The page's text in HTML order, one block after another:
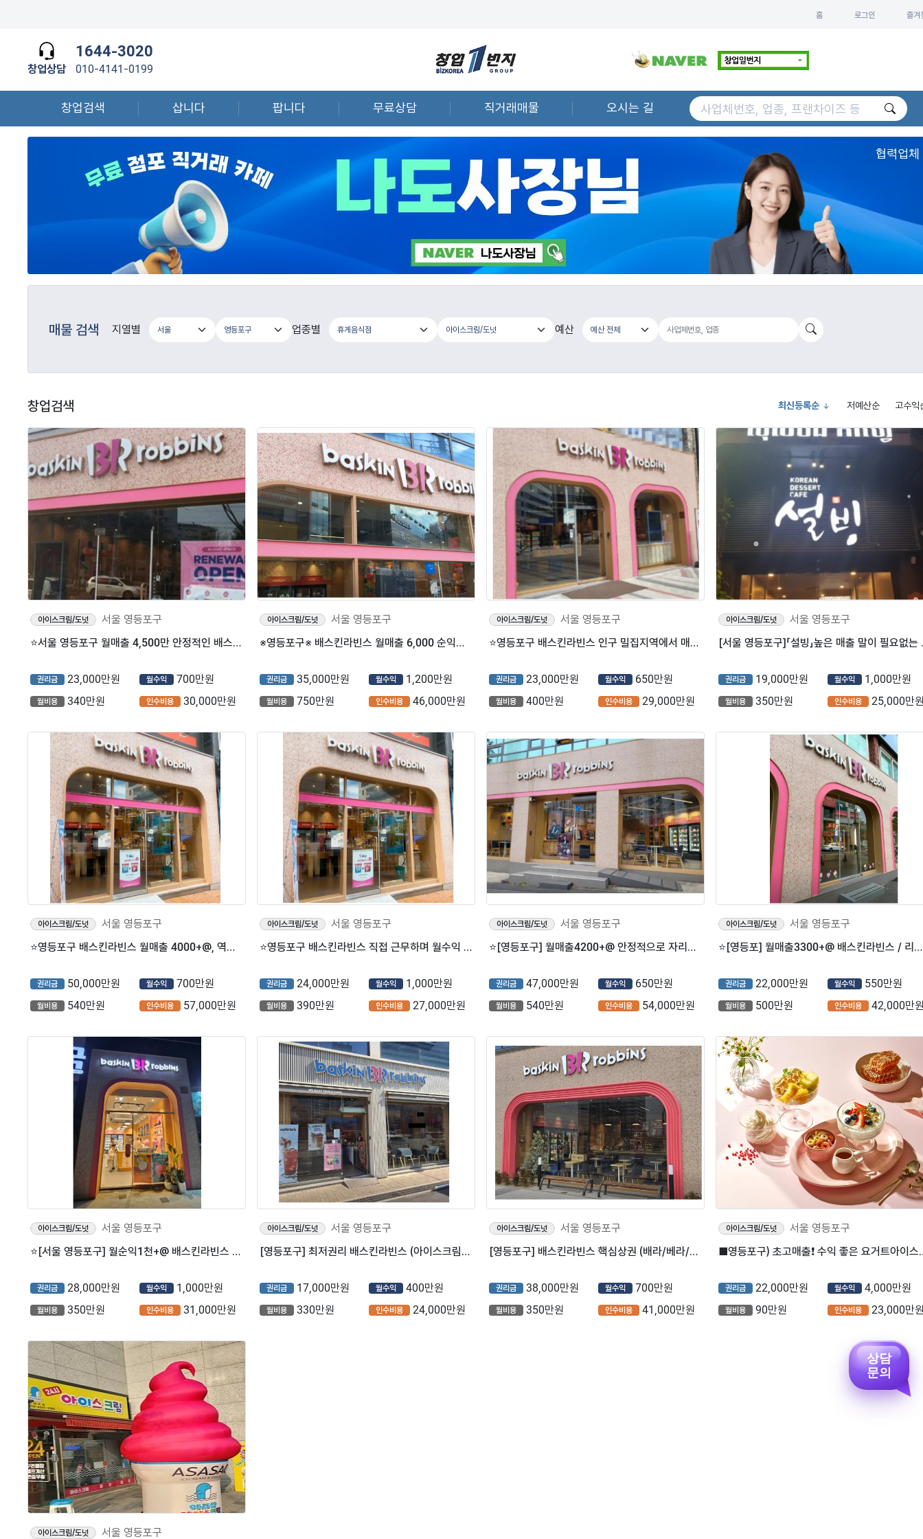
홈 로그인 즐겨
창업상담
1644-3020
010-4141-0199
창업검색 삽니다 팝니다 무료상담 직거래매물 오시는 길
매물 검색 지열별 업종별 예산
창업검색 최신등록순 저예산순 고수익
아이스크림/도넛
서울 영등포구
⭐서울 영등포구 월매출 4,500만 안정적인 배스킨라빈스 매장을 소개합니다⭐
권리금 23,000만원 월수익 700만원
월비용 340만원 인수비용 30,000만원
아이스크림/도넛
서울 영등포구
※영등포구※ 배스킨라빈스 월매출 6,000 순익높은 풀오토 매장 소개합니다.
권리금 35,000만원 월수익 1,200만원
월비용 750만원 인수비용 46,000만원
아이스크림/도넛
서울 영등포구
⭐영등포구 배스킨라빈스 인구 밀집지역에서 매출 3천이상 나오는 매장입니다.
권리금 23,000만원 월수익 650만원
월비용 400만원 인수비용 29,000만원
아이스크림/도넛
서울 영등포구
[서울 영
권리금 19,000만원 월수익 1,000만원
월비용 350만원 인수비용 25,000만
아이스크림/도넛
서울 영등포구
⭐영등포구 배스킨라빈스 월매출 4000+@, 역세권 대단지 아파트 주거상권 매장입니다.
권리금 50,000만원 월수익 700만원
월비용 540만원 인수비용 57,000만원
아이스크림/도넛
서울 영등포구
⭐영등포구 배스킨라빈스 직접 근무하며 월수익 1000만원 가져갈 수 있는 가성비 높은 매장입니다.
권리금 24,000만원 월수익 1,000만원
월비용 390만원 인수비용 27,000만원
아이스크림/도넛
서울 영등포구
⭐️[영등포구] 월매출4200+@ 안정적으로 자리잡힌 배스킨라빈스 매장⭐️
권리금 47,000만원 월수익 650만원
월비용 540만원 인수비용 54,000만원
아이스크림/도넛
서울 영등포구
⭐️[영등포] 월매출3300+@ 배스킨라빈스 / 리뉴얼 필요없는/ 유동인구밀집지역⭐️
권리금 22,000만원 월수익 550만원
월비용 500만원 인수비용 42,000만
아이스크림/도넛
서울 영등포구
⭐️[서울 영등포구] 월순익1천+@ 배스킨라빈스 / 배달10%미만/ 리뉴얼 필요없는매장⭐️
권리금 28,000만원 월수익 1,000만원
월비용 350만원 인수비용 31,000만원
아이스크림/도넛
서울 영등포구
[영등포구] 최저권리 배스킨라빈스 (아이스크림/프랜차이즈/베스킨라빈스/배라/베라)
권리금 17,000만원 월수익 400만원
월비용 330만원 인수비용 24,000만원
아이스크림/도넛
서울 영등포구
[영등포구] 배스킨라빈스 핵심상권 (배라/베라/아이스크림)
권리금 38,000만원 월수익 700만원
월비용 350만원 인수비용 41,000만원
아이스크림/도넛
서울 영등포구
■영등포구) 초고매출❗
권리금 22,000만원 월수익 4,000만원
월비용 90만원 인수비용 23,000만
아이스크림/도넛
서울 영등포구
상담
문의